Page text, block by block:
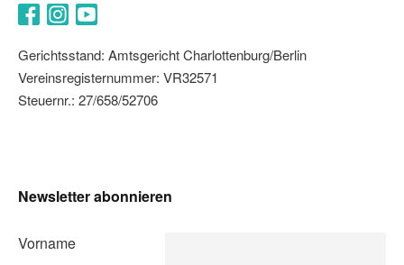
Gerichtsstand: Amtsgericht Charlottenburg/Berlin
Vereinsregisternummer: VR32571
Steuernr.: 27/658/52706
Newsletter abonnieren
Vorname